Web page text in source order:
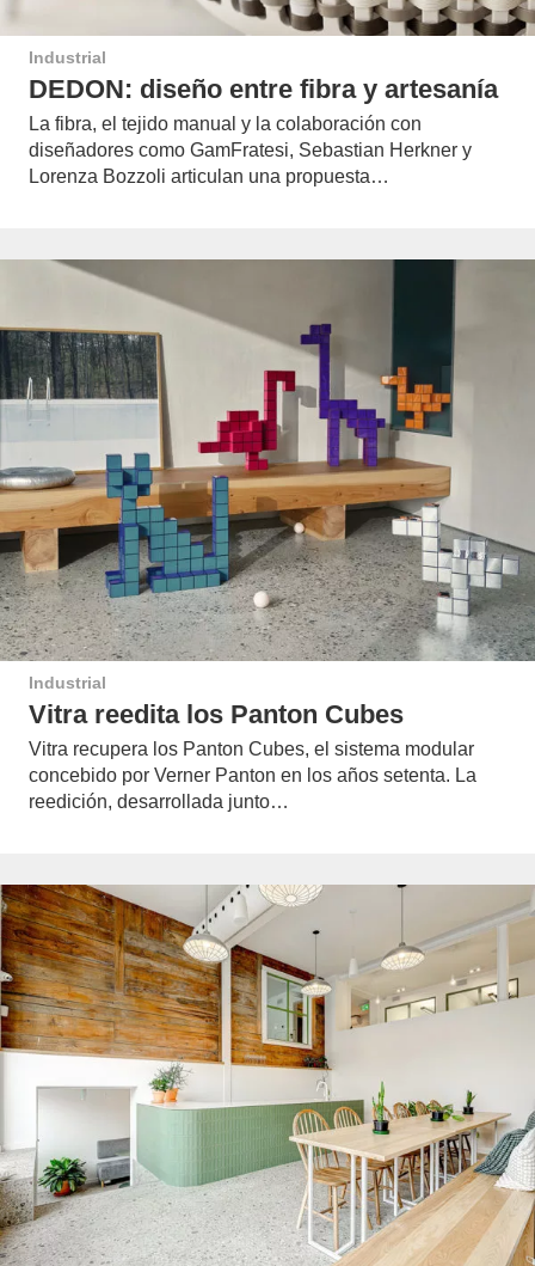
Industrial
DEDON: diseño entre fibra y artesanía
La fibra, el tejido manual y la colaboración con
diseñadores como GamFratesi, Sebastian Herkner y
Lorenza Bozzoli articulan una propuesta…
Industrial
Vitra reedita los Panton Cubes
Vitra recupera los Panton Cubes, el sistema modular
concebido por Verner Panton en los años setenta. La
reedición, desarrollada junto…